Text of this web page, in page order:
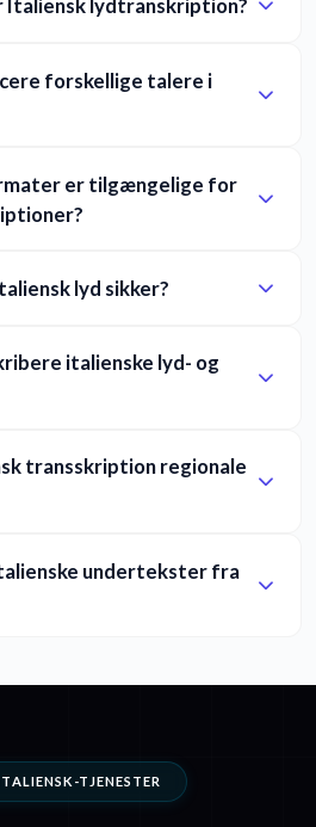
Italiensk lydtranskription?
forskellige talere i
er tilgængelige for
lyd sikker?
italienske lyd- og
transskription regionale
undertekster fra
TJENESTER